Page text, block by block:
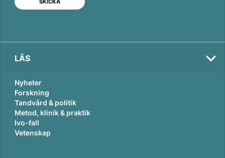
n
k
LÄS
Nyheter
Forskning
Tandvård & politik
Metod, klinik & praktik
Ivo-fall
Vetenskap